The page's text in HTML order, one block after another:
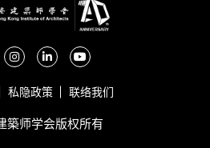
私隐政策 联络我们
築师学会版权所有